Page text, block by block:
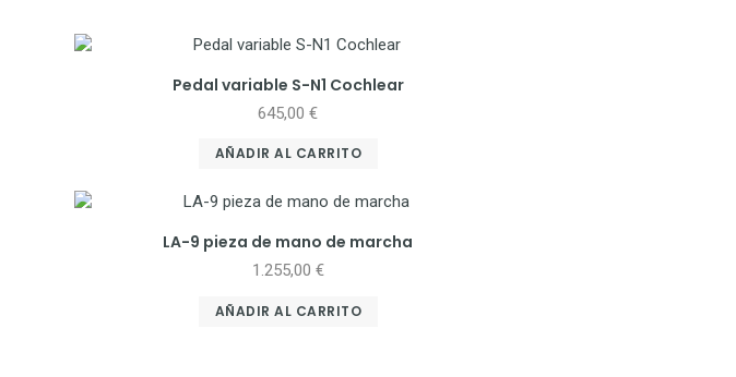
Pedal variable S-N1 Cochlear
645,00€
AÑADIR AL CARRITO
LA-9 pieza de mano de marcha
1.255,00 €
AÑADIR AL CARRITO